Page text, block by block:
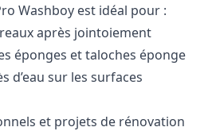
Washboy est idéal pour :
après jointoiement
éponges et taloches éponge
d’eau sur les surfaces
et projets de rénovation